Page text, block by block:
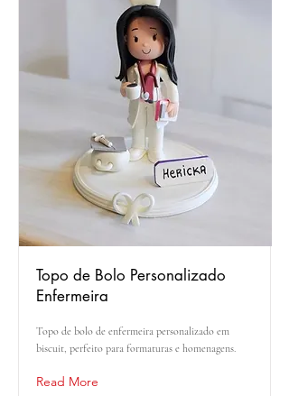
Topo de Bolo Personalizado
Enfermeira
Topo de bolo de enfermeira personalizado em
biscuit, perfeito para formaturas e homenagens.
Read More